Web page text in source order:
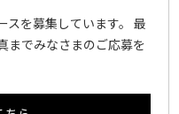
スを募集しています。 最
までみなさまのご応募を